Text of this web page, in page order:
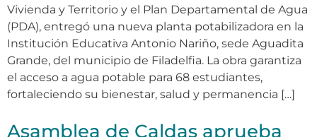
Vivienda y Territorio y el Plan Departamental de Agua
(PDA), entregó una nueva planta potabilizadora en la
Institución Educativa Antonio Nariño, sede Aguadita
Grande, del municipio de Filadelfia. La obra garantiza
el acceso a agua potable para 68 estudiantes,
fortaleciendo su bienestar, salud y permanencia […]
Asamblea de Caldas aprueba